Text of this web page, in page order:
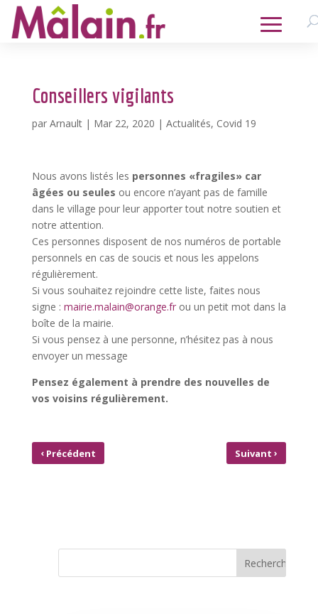
Conseillers vigilants
par Arnault| Mar 22, 2020 | Actualités, Covid 19
Nous avons listés les personnes «fragiles» car
âgées ou seules ou encore n’ayant pas de famille
dans le village pour leur apporter tout notre soutien et
notre attention.
Ces personnes disposent de nos numéros de portable
personnels en cas de soucis et nous les appelons
régulièrement.
Si vous souhaitez rejoindre cette liste, faites nous
signe : mairie.malain@orange.frou un petit mot dans la
boîte de la mairie.
Si vous pensez à une personne, n’hésitez pas à nous
envoyer un message
Pensez également à prendre des nouvelles de
vos voisins régulièrement.
‹Précédent Suivant›